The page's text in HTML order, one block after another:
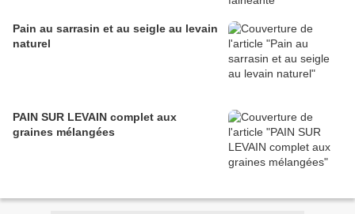
Pain au sarrasin et au seigle au levain
naturel
PAIN SUR LEVAIN complet aux
graines mélangées